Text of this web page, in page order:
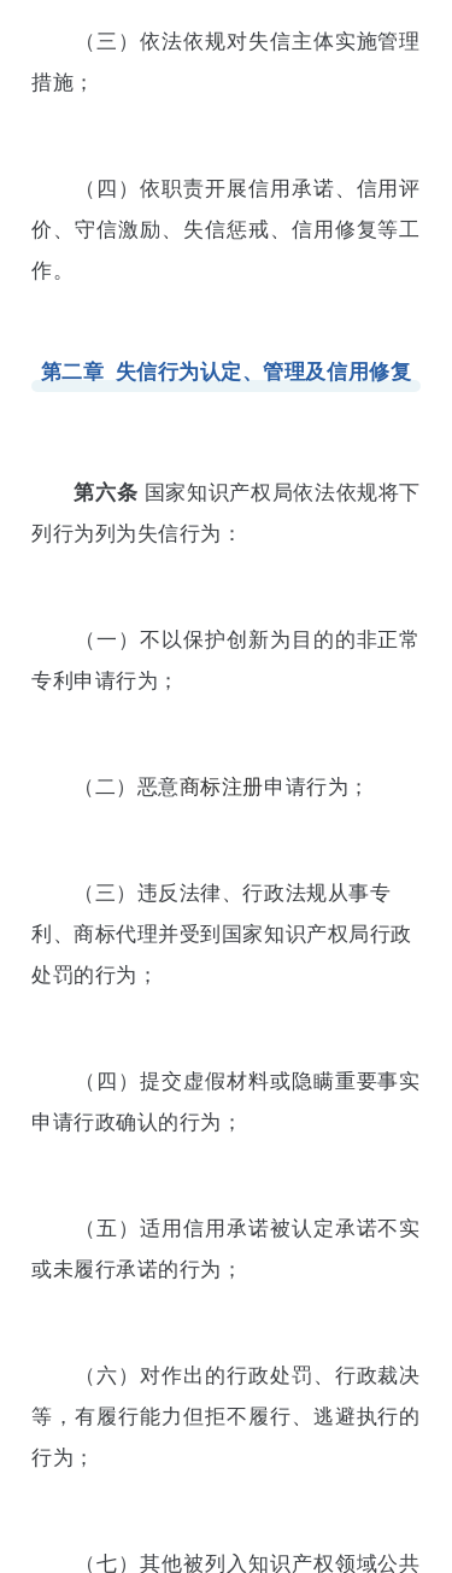
（三）依法依规对失信主体实施管理
措施；
（四）依职责开展信用承诺、信用评
价、守信激励、失信惩戒、信用修复等工
作。
第二章 失信行为认定、管理及信用修复
第六条 国家知识产权局依法依规将下
列行为列为失信行为：
（一）不以保护创新为目的的非正常
专利申请行为；
（二）恶意商标注册申请行为；
（三）违反法律、行政法规从事专
利、商标代理并受到国家知识产权局行政
处罚的行为；
（四）提交虚假材料或隐瞒重要事实
申请行政确认的行为；
（五）适用信用承诺被认定承诺不实
或未履行承诺的行为；
（六）对作出的行政处罚、行政裁决
等，有履行能力但拒不履行、逃避执行的
行为；
（七）其他被列入知识产权领域公共